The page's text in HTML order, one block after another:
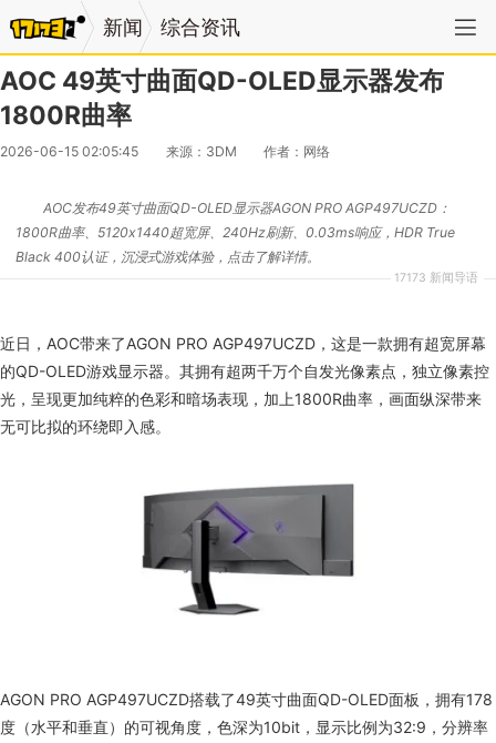
新闻 综合资讯
AOC 49英寸曲面QD-OLED显示器发布
1800R曲率
2026-06-15 02:05:45 来源：3DM 作者：网络
17173 新闻导语
AOC发布49英寸曲面QD-OLED显示器AGON PRO AGP497UCZD：
1800R曲率、5120x1440超宽屏、240Hz刷新、0.03ms响应，HDR True
Black 400认证，沉浸式游戏体验，点击了解详情。
近日，AOC带来了AGON PRO AGP497UCZD，这是一款拥有超宽屏幕
的QD-OLED游戏显示器。其拥有超两千万个自发光像素点，独立像素控
光，呈现更加纯粹的色彩和暗场表现，加上1800R曲率，画面纵深带来
无可比拟的环绕即入感。
AGON PRO AGP497UCZD搭载了49英寸曲面QD-OLED面板，拥有178
度（水平和垂直）的可视角度，色深为10bit，显示比例为32:9，分辨率